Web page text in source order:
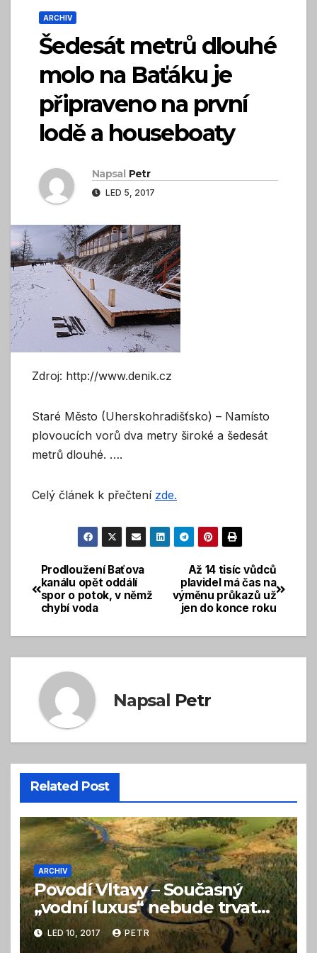
ARCHIV
Šedesát metrů dlouhé
molo na Baťáku je
připraveno na první
lodě a houseboaty
Napsal Petr
LED 5, 2017
Zdroj: http://www.denik.cz
Staré Město (Uherskohradišťsko) – Namísto
plovoucích vorů dva metry široké a šedesát
metrů dlouhé. ….
Celý článek k přečtení zde.
Navigace
pro
příspěvek
Až 14 tisíc vůdců
plavidel má čas na
výměnu průkazů už
jen do konce roku
Prodloužení Baťova
kanálu opět oddálí
spor o potok, v němž
chybí voda
Napsal Petr
Related Post
ARCHIV
Povodí Vltavy – Současný
„vodní luxus“ nebude trvat
věčně
LED 10, 2017 PETR